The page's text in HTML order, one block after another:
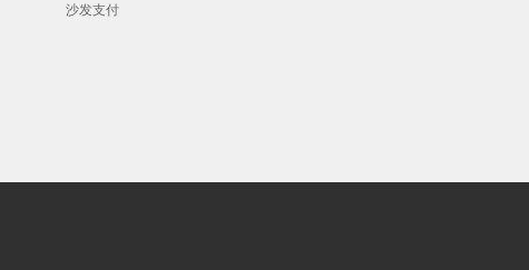
沙发支付